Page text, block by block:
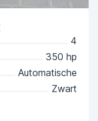
4
350 hp
Automatische
Zwart